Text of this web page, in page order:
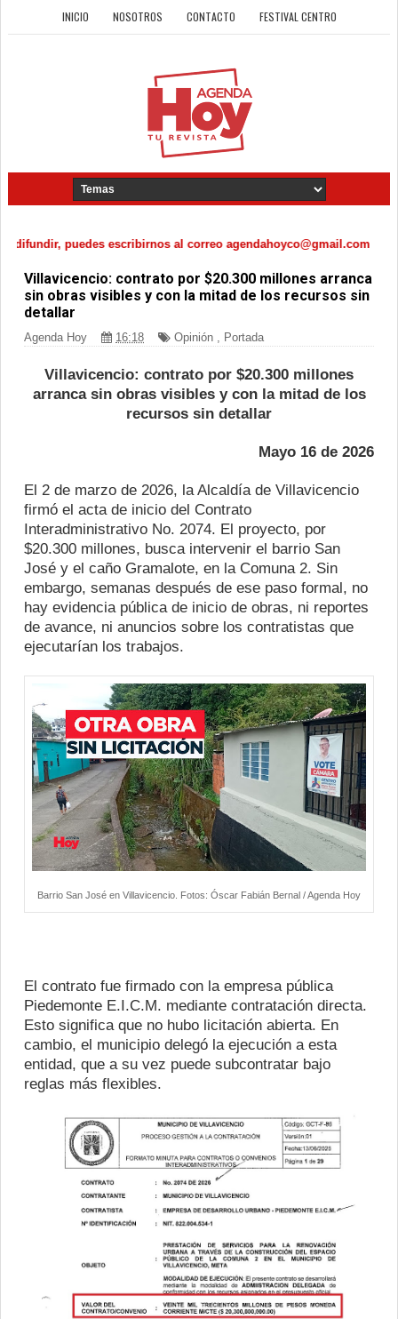
INICIO NOSOTROS CONTACTO FESTIVAL CENTRO
puedes escribirnos al correo agendahoyco@gmail.com
Villavicencio: contrato por $20.300 millones arranca
sin obras visibles y con la mitad de los recursos sin
detallar
Agenda Hoy 16:18 Opinión Portada
Villavicencio: contrato por $20.300 millones
arranca sin obras visibles y con la mitad de los
recursos sin detallar
Mayo 16 de 2026
El 2 de marzo de 2026, la Alcaldía de Villavicencio
firmó el acta de inicio del Contrato
Interadministrativo No. 2074. El proyecto, por
$20.300 millones, busca intervenir el barrio San
José y el caño Gramalote, en la Comuna 2. Sin
embargo, semanas después de ese paso formal, no
hay evidencia pública de inicio de obras, ni reportes
de avance, ni anuncios sobre los contratistas que
ejecutarían los trabajos.
Barrio San José en Villavicencio. Fotos: Óscar Fabián Bernal / Agenda Hoy
El contrato fue firmado con la empresa pública
Piedemonte E.I.C.M. mediante contratación directa.
Esto significa que no hubo licitación abierta. En
cambio, el municipio delegó la ejecución a esta
entidad, que a su vez puede subcontratar bajo
reglas más flexibles.